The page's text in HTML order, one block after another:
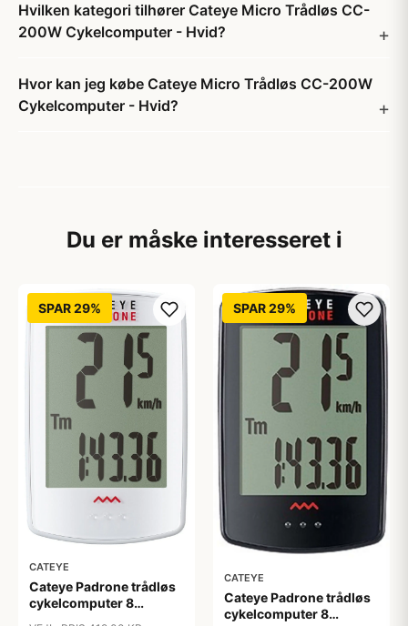
Hvilken kategori tilhører Cateye Micro Trådløs CC-
200W Cykelcomputer - Hvid?
Hvor kan jeg købe Cateye Micro Trådløs CC-200W
Cykelcomputer - Hvid?
Du er måske interesseret i
SPAR 29%
CATEYE
Cateye Padrone trådløs
cykelcomputer 8
SPAR 29%
CATEYE
Cateye Padrone trådløs
cykelcomputer 8